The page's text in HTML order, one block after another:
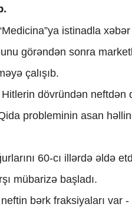
istinadla
görəndən sonra
çalışıb.
dövründən neftdən
probleminin asan
60-cı illərdə əldə
mübarizə başladı.
bərk fraksiyaları var